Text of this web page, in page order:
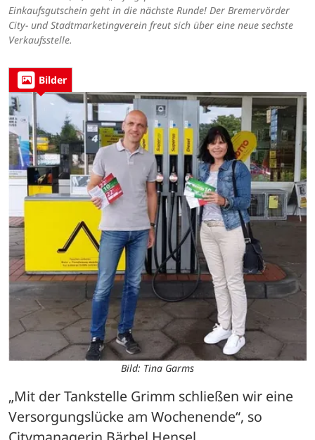
Einkaufsgutschein geht in die nächste Runde! Der Bremervörder
City- und Stadtmarketingverein freut sich über eine neue sechste
Verkaufsstelle.
Bilder
Bild: Tina Garms
„Mit der Tankstelle Grimm schließen wir eine
Versorgungslücke am Wochenende“, so